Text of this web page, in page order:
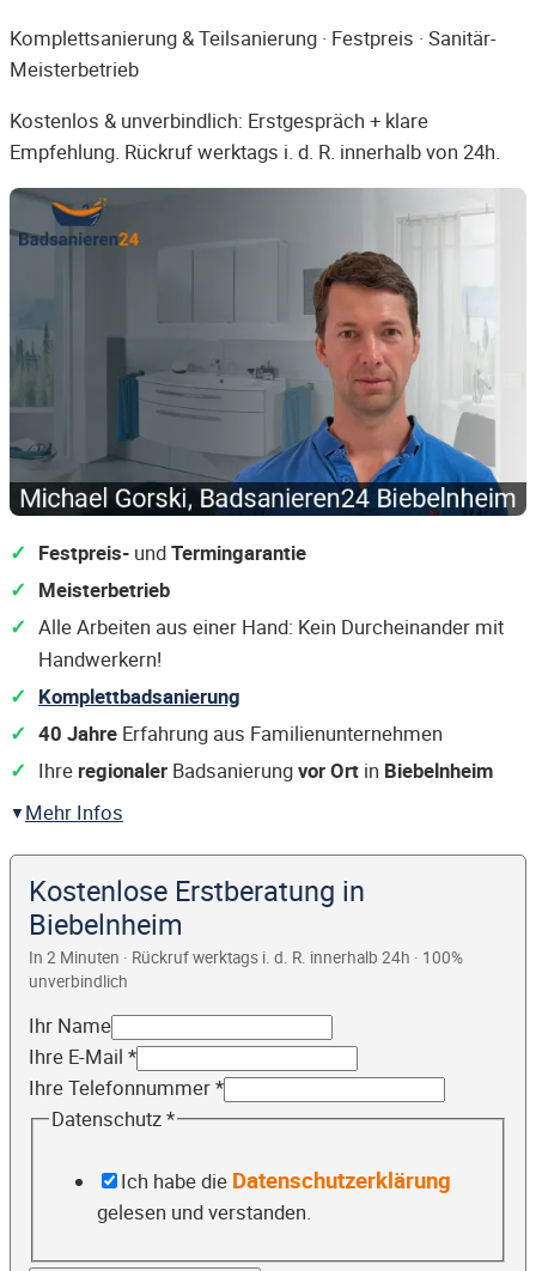
Komplettsanierung & Teilsanierung · Festpreis · Sanitär-
Meisterbetrieb
Kostenlos & unverbindlich: Erstgespräch + klare
Empfehlung. Rückruf werktags i. d. R. innerhalb von 24h.
Festpreis- undTermingarantie
Meisterbetrieb
Alle Arbeiten aus einer Hand: Kein Durcheinander mit
Handwerkern!
Komplettbadsanierung
40 Jahre Erfahrung aus Familienunternehmen
Ihre regionaler Badsanierungvor Ort in Biebelnheim
Mehr Infos
Kostenlose Erstberatung in
Biebelnheim
In 2 Minuten · Rückruf werktags i. d. R. innerhalb 24h · 100%
unverbindlich
Ihr Name
Ihre E-Mail *
Ihre Telefonnummer*
Datenschutz*
Ich habe die Datenschutzerklärung
gelesen und verstanden.